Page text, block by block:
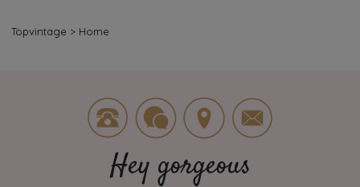
Topvintage > Home
Hey gorgeous